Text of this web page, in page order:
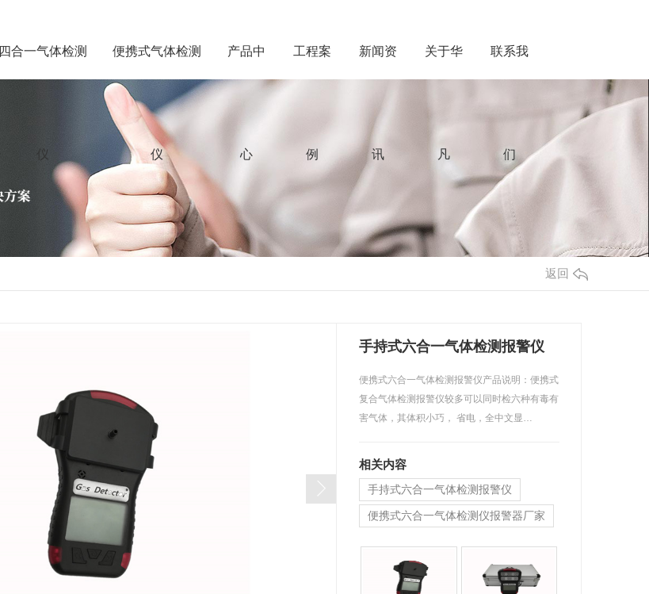
四合一气体检测
仪
便携式气体检测
仪
产品中
心
工程案
例
新闻资
讯
关于华
凡
联系我
们
返回
手持式六合一气体检测报警仪
便携式六合一气体检测报警仪产品说明：便携式
复合气体检测报警仪较多可以同时检六种有毒有
害气体，其体积小巧， 省电，全中文显…
相关内容
手持式六合一气体检测报警仪
便携式六合一气体检测仪报警器厂家